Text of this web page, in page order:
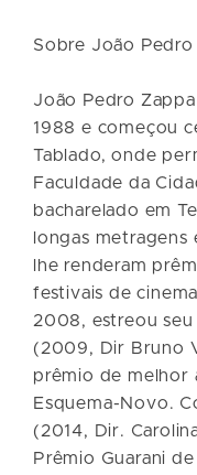
Sobre João Pedro
João Pedro
1988 e começou
Tablado, onde
Faculdade da
bacharelado em
longas metragens
lhe renderam
festivais de
2008, estreou seu
(2009, Dir Bruno
prêmio de melhor
Esquema-Novo.
(2014, Dir.
Prêmio Guarani